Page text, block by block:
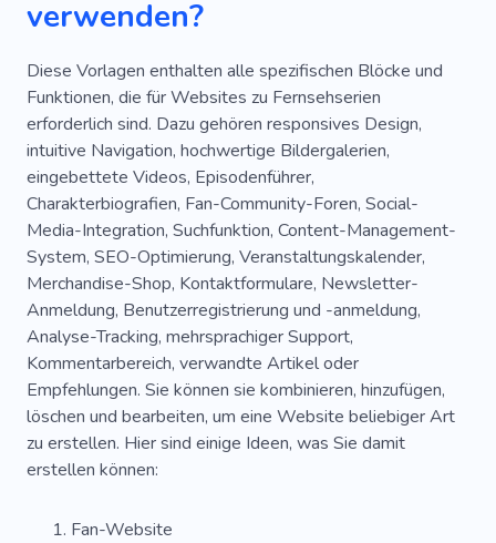
Ethnische Instrumente
Musikgeschäft
Musikausrüstung
Musikladen
Musikgeschäft
Musikalische Kunst
Musikalische Komödie
Musikgeschäft
Philosophische Lieder
Plattenladen
Reggae
Rhythmik
Signale
Schauspiel Tiktok
Abend
Grill
Singen Leistung
Publikum
Anhänger
Akademie
Kühlen
Dokumentarfilm
Spielerisch
Mops
Ausbildung
Benachrichtigung
verwenden?
Diese Vorlagen enthalten alle spezifischen Blöcke und
Funktionen, die für Websites zu Fernsehserien
erforderlich sind. Dazu gehören responsives Design,
intuitive Navigation, hochwertige Bildergalerien,
eingebettete Videos, Episodenführer,
Charakterbiografien, Fan-Community-Foren, Social-
Media-Integration, Suchfunktion, Content-Management-
System, SEO-Optimierung, Veranstaltungskalender,
Merchandise-Shop, Kontaktformulare, Newsletter-
Anmeldung, Benutzerregistrierung und -anmeldung,
Analyse-Tracking, mehrsprachiger Support,
Kommentarbereich, verwandte Artikel oder
Empfehlungen. Sie können sie kombinieren, hinzufügen,
löschen und bearbeiten, um eine Website beliebiger Art
zu erstellen. Hier sind einige Ideen, was Sie damit
erstellen können:
Fan-Website